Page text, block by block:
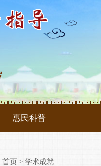
惠民科普
首页 > 学术成就